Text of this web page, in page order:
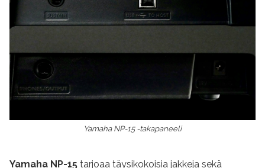
Yamaha NP-15 -takapaneeli
Yamaha NP-15 tarjoaa täysikokoisia jakkeja sekä